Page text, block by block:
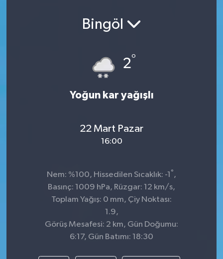
Bingöl
2°
Yoğun kar yağışlı
22 Mart Pazar
16:00
Nem: %100, Hissedilen Sıcaklık: -1 ° ,
Basınç: 1009 hPa, Rüzgar: 12 km/s,
Toplam Yağış: 0 mm, Çiy Noktası:
1.9,
Görüş Mesafesi: 2 km, Gün Doğumu:
6:17, Gün Batımı: 18:30